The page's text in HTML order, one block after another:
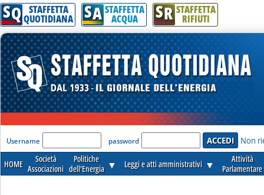
SQ STAFFETTA
QUOTIDIANA SA STAFFETTA
ACQUA SR STAFFETTA
RIFIUTI
'Modulo Login per accedere'
Username password Non
HOME
Società
Associazioni
Politiche
dell'Energia ▼ Leggi e atti amministrativi ▼
Attività
Parlamentare